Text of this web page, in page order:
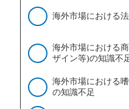
海外市場における
海外市場における
ザイン等)の知識不
海外市場における
の知識不足